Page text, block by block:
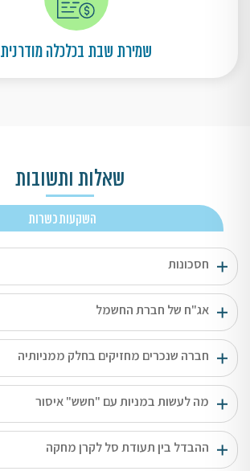
שמירת שבת בכלכלה מודרנית
שאלות ותשובות
השקעות כשרות
חסכונות
אג"ח של חברת החשמל
חברה שנכרים מחזיקים בחלק ממניותיה
מה לעשות במניות עם "חשש" איסור
ההבדל בין תעודת סל לקרן מחקה